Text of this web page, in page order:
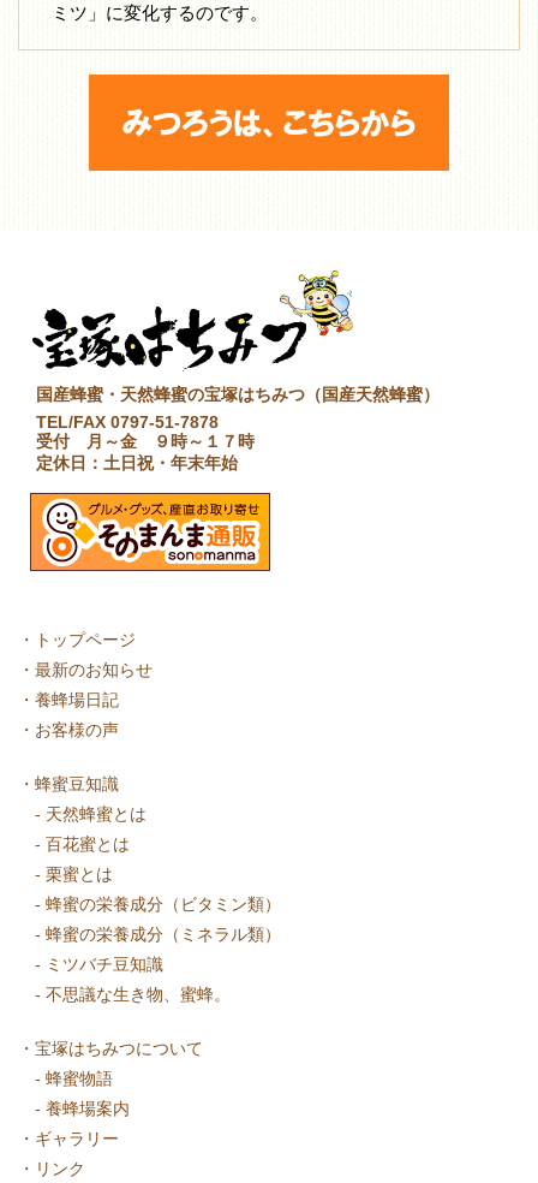
ミツ」に変化するのです。
国産蜂蜜・天然蜂蜜の宝塚はちみつ（国産天然蜂蜜）
TEL/FAX 0797-51-7878
受付 月～金 ９時～１７時
定休日：土日祝・年末年始
・
トップページ
・ 最新のお知らせ
・ 養蜂場日記
・ お客様の声
・ 蜂蜜豆知識
- 天然蜂蜜とは
- 百花蜜とは
- 栗蜜とは
- 蜂蜜の栄養成分（ビタミン類）
- 蜂蜜の栄養成分（ミネラル類）
- ミツバチ豆知識
- 不思議な生き物、蜜蜂。
・ 宝塚はちみつについて
- 蜂蜜物語
- 養蜂場案内
・ ギャラリー
・ リンク